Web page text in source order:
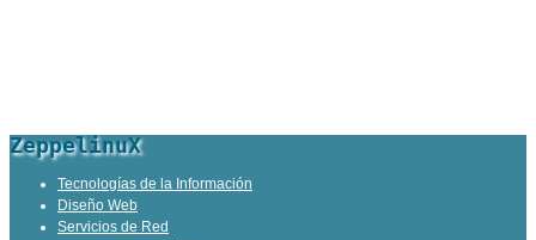
ZeppelinuX
Tecnologías de la Información
Diseño Web
Servicios de Red